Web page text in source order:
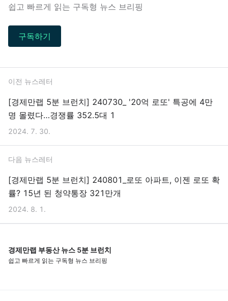
쉽고 빠르게 읽는 구독형 뉴스 브리핑
구독하기
이전 뉴스레터
[경제만랩 5분 브런치] 240730_ '20억 로또' 특공에 4만
명 몰렸다…경쟁률 352.5대 1
2024. 7. 30.
다음 뉴스레터
[경제만랩 5분 브런치] 240801_로또 아파트, 이젠 로또 확
률? 15년 된 청약통장 321만개
2024. 8. 1.
경제만랩 부동산 뉴스 5분 브런치
쉽고 빠르게 읽는 구독형 뉴스 브리핑